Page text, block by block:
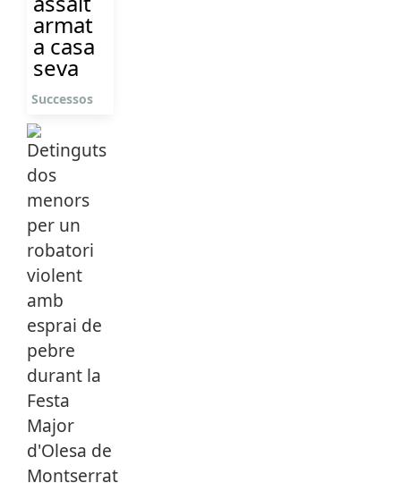
armat
a casa
seva
Successos